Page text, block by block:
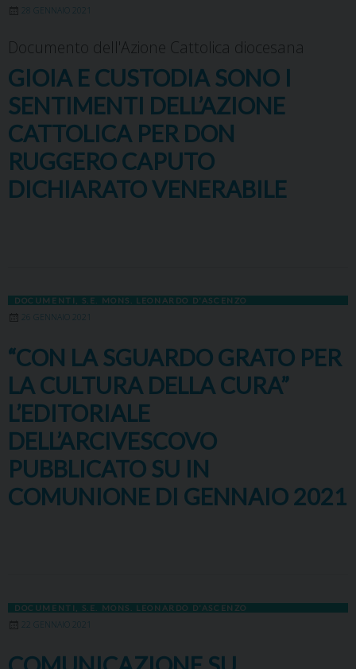
28 GENNAIO 2021
Documento dell'Azione Cattolica diocesana
GIOIA E CUSTODIA SONO I
SENTIMENTI DELL’AZIONE
CATTOLICA PER DON
RUGGERO CAPUTO
DICHIARATO VENERABILE
DOCUMENTI S.E. MONS. LEONARDO D'ASCENZO
26 GENNAIO 2021
“CON LA SGUARDO GRATO PER
LA CULTURA DELLA CURA”
L’EDITORIALE
DELL’ARCIVESCOVO
PUBBLICATO SU IN
COMUNIONE DI GENNAIO 2021
DOCUMENTI S.E. MONS. LEONARDO D'ASCENZO
22 GENNAIO 2021